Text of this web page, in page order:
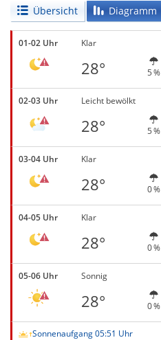
Übersicht Diagramm
01-02 Uhr Klar
28° 5 %
02-03 Uhr Leicht bewölkt
28° 5 %
03-04 Uhr Klar
28° 0 %
04-05 Uhr Klar
28° 0 %
05-06 Uhr Sonnig
28° 0 %
Sonnenaufgang 05:51 Uhr